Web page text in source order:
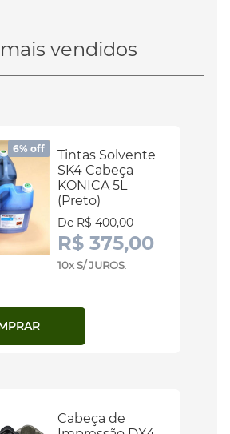
mais vendidos
6% off
Tintas Solvente
SK4 Cabeça
KONICA 5L
(Preto)
De R$ 400,00
R$ 375,00
10x S/ JUROS.
Cabeça de